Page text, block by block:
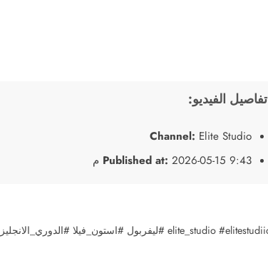
تفاصيل الفيديو:
Channel: Elite Studio
Published at: 2026-05-15 9:43 م